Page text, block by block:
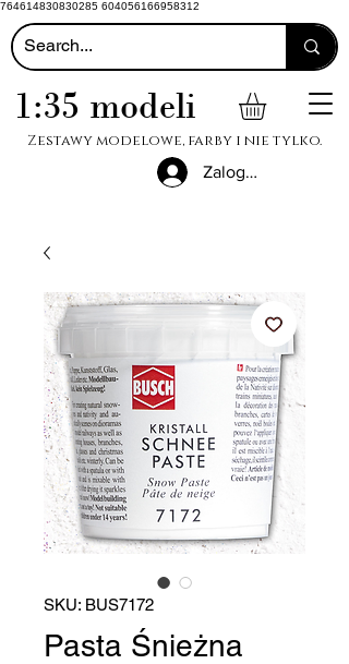
764614830830285 604056166958312
1:35 modeli
Zestawy modelowe, farby i nie tylko.
Zaloguj się
SKU: BUS7172
Pasta Śnieżna